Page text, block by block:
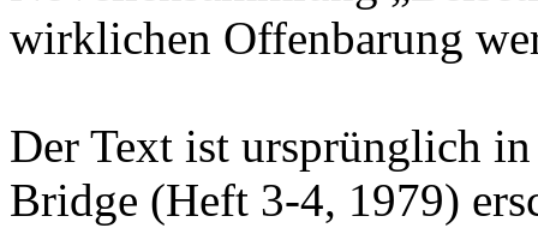
wirklichen Offenbarung
Der Text ist ursprünglich
Bridge (Heft 3-4, 1979)